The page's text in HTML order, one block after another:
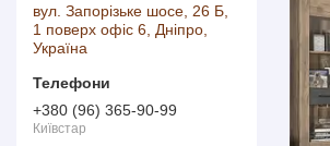
вул. Запорізьке шосе, 26 Б,
1 поверх офіс 6, Дніпро,
Україна
+380 (96) 365-90-99
Київстар